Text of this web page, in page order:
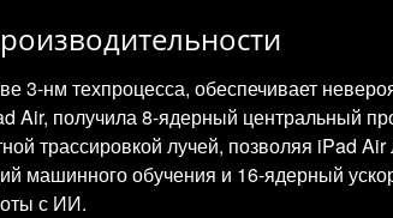
3-нм техпроцесса, обеспечивает
Air, получила 8-ядерный центральный
трассировкой лучей, позволяя iPad
машинного обучения и 16-ядерный
с ИИ.